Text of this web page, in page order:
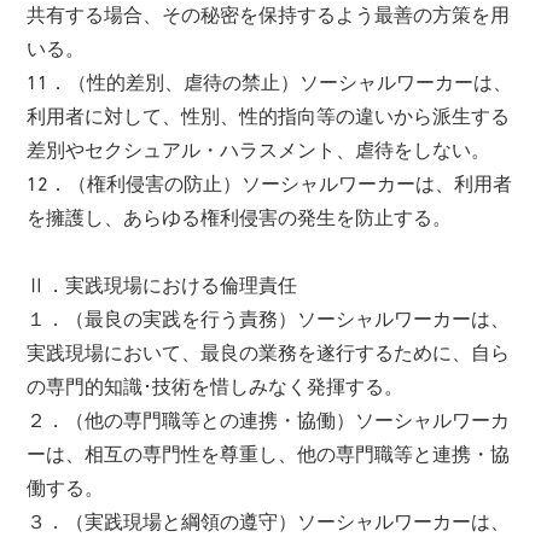
共有する場合、その秘密を保持するよう最善の方策を用
いる。
11．（性的差別、虐待の禁止）ソーシャルワーカーは、
利用者に対して、性別、性的指向等の違いから派生する
差別やセクシュアル・ハラスメント、虐待をしない。
12．（権利侵害の防止）ソーシャルワーカーは、利用者
を擁護し、あらゆる権利侵害の発生を防止する。
Ⅱ．実践現場における倫理責任
１．（最良の実践を行う責務）ソーシャルワーカーは、
実践現場において、最良の業務を遂行するために、自ら
の専門的知識･技術を惜しみなく発揮する。
２．（他の専門職等との連携・協働）ソーシャルワーカ
ーは、相互の専門性を尊重し、他の専門職等と連携・協
働する。
３．（実践現場と綱領の遵守）ソーシャルワーカーは、